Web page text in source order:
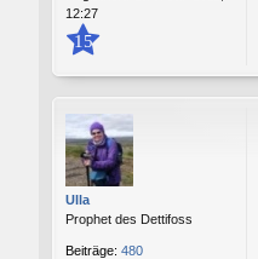
12:27
15
Ulla
Prophet des Dettifoss
Beiträge: 480